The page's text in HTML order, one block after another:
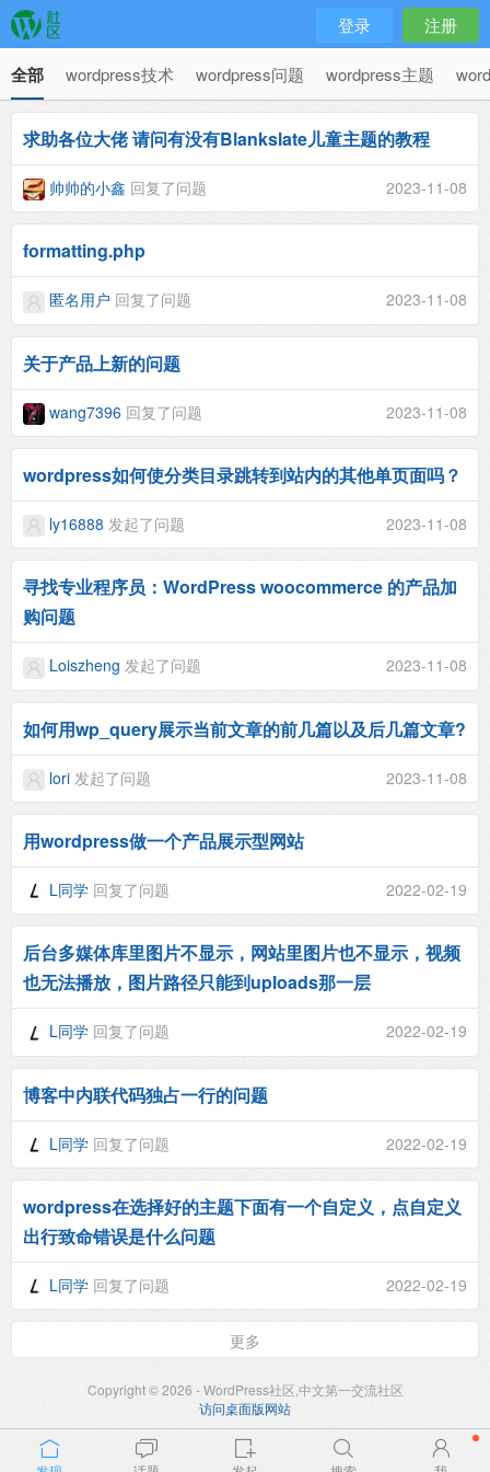
登录 注册
全部 wordpress技术 wordpress问题 wordpress主题
求助各位大佬 请问有没有Blankslate儿童主题的教程
帅帅的小鑫 回复了问题 2023-11-08
formatting.php
匿名用户 回复了问题 2023-11-08
关于产品上新的问题
wang7396 回复了问题 2023-11-08
wordpress如何使分类目录跳转到站内的其他单页面吗？
ly16888 发起了问题 2023-11-08
寻找专业程序员：WordPress woocommerce 的产品加
购问题
Loiszheng 发起了问题 2023-11-08
如何用wp_query展示当前文章的前几篇以及后几篇文章?
lori 发起了问题 2023-11-08
用wordpress做一个产品展示型网站
L同学 回复了问题 2022-02-19
后台多媒体库里图片不显示，网站里图片也不显示，视频
也无法播放，图片路径只能到uploads那一层
L同学 回复了问题 2022-02-19
博客中内联代码独占一行的问题
L同学 回复了问题 2022-02-19
wordpress在选择好的主题下面有一个自定义，点自定义
出行致命错误是什么问题
L同学 回复了问题 2022-02-19
更多
Copyright © 2026 - WordPress社区,中文第一交流社区
访问桌面版网站